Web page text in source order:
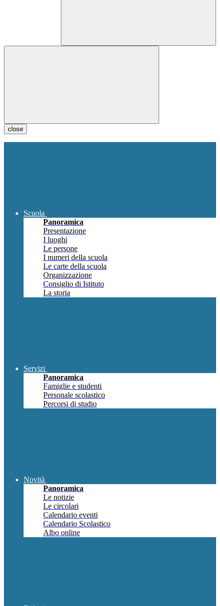
close
Scuola
Panoramica
Presentazione
I luoghi
Le persone
I numeri della scuola
Le carte della scuola
Organizzazione
Consiglio di Istituto
La storia
Servizi
Panoramica
Famiglie e studenti
Personale scolastico
Percorsi di studio
Novità
Panoramica
Le notizie
Le circolari
Calendario eventi
Calendario Scolastico
Albo online